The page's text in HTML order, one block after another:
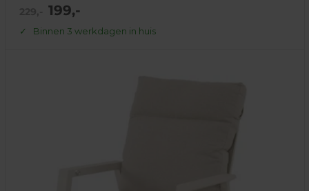
NormaleActie
prijs
199,-
Binnen 3 werkdagen in huis